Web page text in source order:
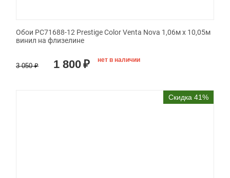
Обои PC71688-12 Prestige Color Venta Nova 1,06м х 10,05м
винил на флизелине
3 050 ₽ 1 800₽ нет в наличии
Скидка 41%